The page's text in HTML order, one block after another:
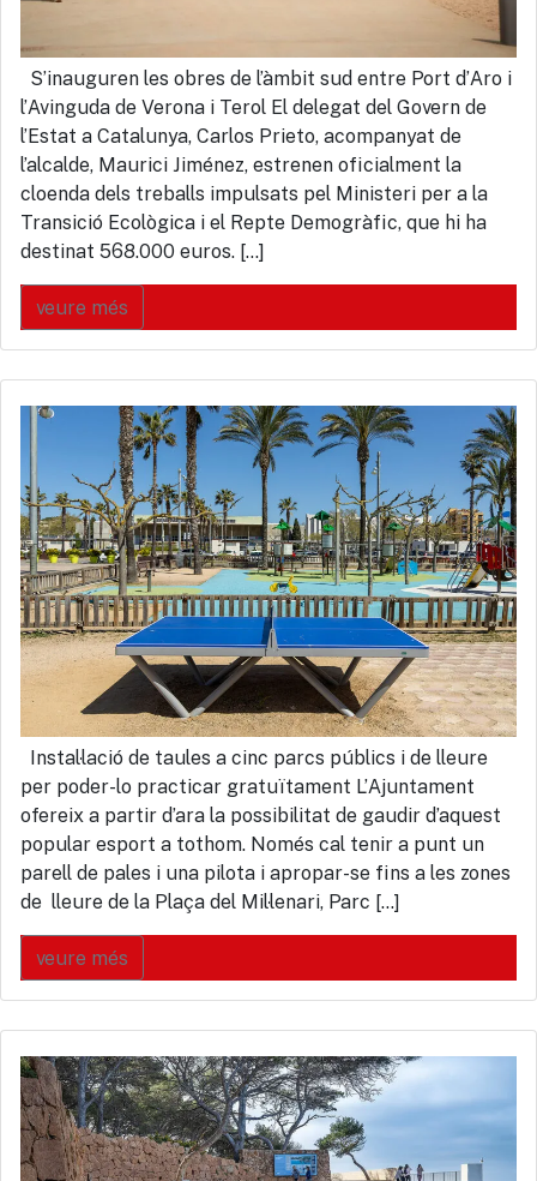
S’inauguren les obres de l’àmbit sud entre Port d’Aro i
l’Avinguda de Verona i Terol El delegat del Govern de
l’Estat a Catalunya, Carlos Prieto, acompanyat de
l’alcalde, Maurici Jiménez, estrenen oficialment la
cloenda dels treballs impulsats pel Ministeri per a la
Transició Ecològica i el Repte Demogràfic, que hi ha
destinat 568.000 euros. […]
veure més
Instal·lació de taules a cinc parcs públics i de lleure
per poder-lo practicar gratuïtament L’Ajuntament
ofereix a partir d’ara la possibilitat de gaudir d’aquest
popular esport a tothom. Només cal tenir a punt un
parell de pales i una pilota i apropar-se fins a les zones
de lleure de la Plaça del Mil·lenari, Parc […]
veure més